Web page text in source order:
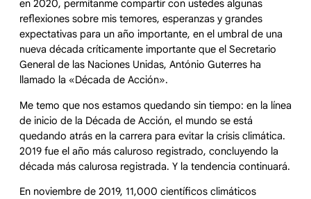
en 2020, permítanme compartir con ustedes algunas
reflexiones sobre mis temores, esperanzas y grandes
expectativas para un año importante, en el umbral de una
nueva década críticamente importante que el Secretario
General de las Naciones Unidas, António Guterres ha
llamado la «Década de Acción».
Me temo que nos estamos quedando sin tiempo: en la línea
de inicio de la Década de Acción, el mundo se está
quedando atrás en la carrera para evitar la crisis climática.
2019 fue el año más caluroso registrado, concluyendo la
década más calurosa registrada. Y la tendencia continuará.
En noviembre de 2019, 11,000 científicos climáticos